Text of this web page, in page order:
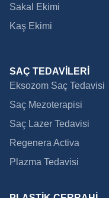
Sakal Ekimi
Kaş Ekimi
SAÇ TEDAVİLERİ
Eksozom Saç Tedavisi
Saç Mezoterapisi
Saç Lazer Tedavisi
Regenera Activa
Plazma Tedavisi